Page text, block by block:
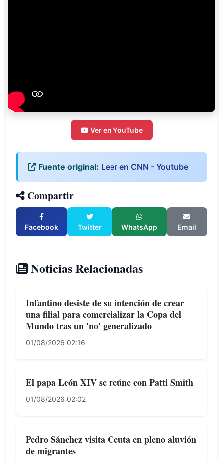
Ver en YouTube
Fuente original: Leer en CNN - Youtube
Compartir
Facebook Twitter WhatsApp Email
Noticias Relacionadas
Infantino desiste de su intención de crear
una filial para comercializar la Copa del
Mundo tras un 'no' generalizado
01/08/2026 02:16
El papa León XIV se reúne con Patti Smith
01/08/2026 02:02
Pedro Sánchez visita Ceuta en pleno aluvión
de migrantes